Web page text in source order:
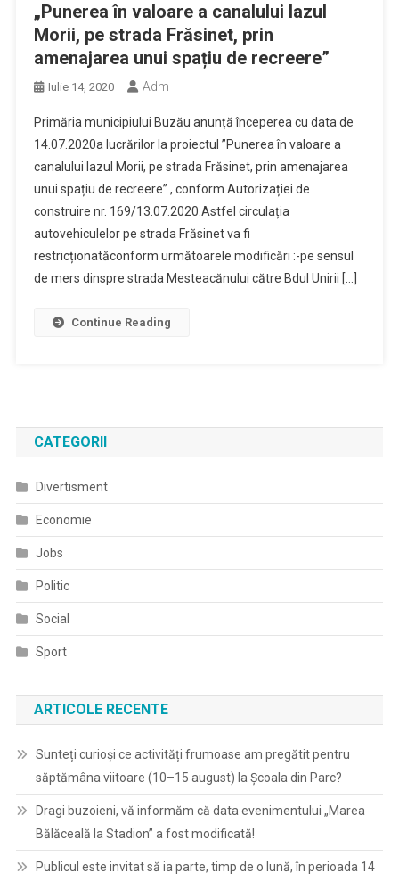
„Punerea în valoare a canalului Iazul
Morii, pe strada Frăsinet, prin
amenajarea unui spațiu de recreere”
Iulie 14, 2020 Adm
Primăria municipiului Buzău anunță începerea cu data de
14.07.2020a lucrărilor la proiectul ”Punerea în valoare a
canalului Iazul Morii, pe strada Frăsinet, prin amenajarea
unui spațiu de recreere” , conform Autorizației de
construire nr. 169/13.07.2020.Astfel circulația
autovehiculelor pe strada Frăsinet va fi
restricționatăconform următoarele modificări :-pe sensul
de mers dinspre strada Mesteacănului către Bdul Unirii […]
Continue Reading
CATEGORII
Divertisment
Economie
Jobs
Politic
Social
Sport
ARTICOLE RECENTE
Sunteți curioși ce activități frumoase am pregătit pentru
săptămâna viitoare (10–15 august) la Școala din Parc?
Dragi buzoieni, vă informăm că data evenimentului „Marea
Bălăceală la Stadion” a fost modificată!
Publicul este invitat să ia parte, timp de o lună, în perioada 14